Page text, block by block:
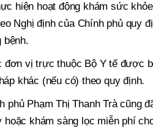
hiện hoạt động khám sức
Nghị định của Chính phủ quy
bệnh.
đơn vị trực thuộc Bộ Y tế được
khác (nếu có) theo quy định.
Phạm Thị Thanh Trà cũng
khám sàng lọc miễn phí